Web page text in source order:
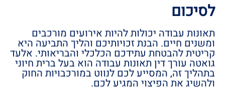
לסיכום
תאונות עבודה יכולות להיות אירועים מורכבים
ומשנים חיים. הבנת זכויותיכם והליך התביעה היא
קריטית להבטחת עתידכם הכלכלי והבריאותי. אלעד
גואטה עורך דין תאונות עבודה הוא בעל ברית חיוני
בתהליך זה, המסייע לכם לנווט במורכבויות החוק
ולהשיג את הפיצוי המגיע לכם.